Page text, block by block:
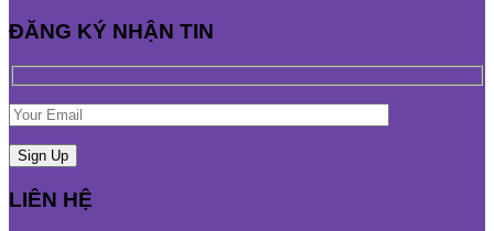
ĐĂNG KÝ NHẬN TIN
LIÊN HỆ